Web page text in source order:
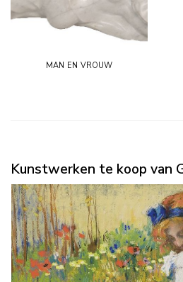
man en vrouw
Kunstwerken te koop van